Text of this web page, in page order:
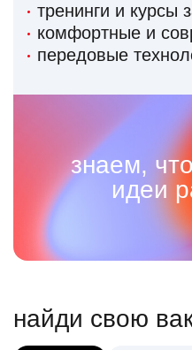
тренинги и курсы
комфортные и
передовые
знаем,
идеи
найди свою